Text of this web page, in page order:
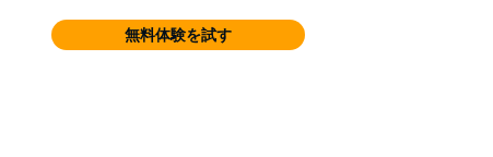
無料体験を試す